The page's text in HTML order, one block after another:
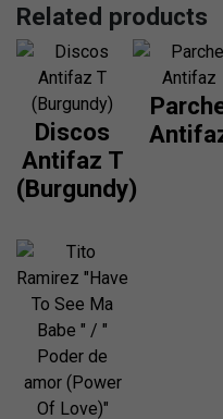
Related products
Discos
Antifaz T
(Burgundy)
product
has
multiple
variants.
The
options
may